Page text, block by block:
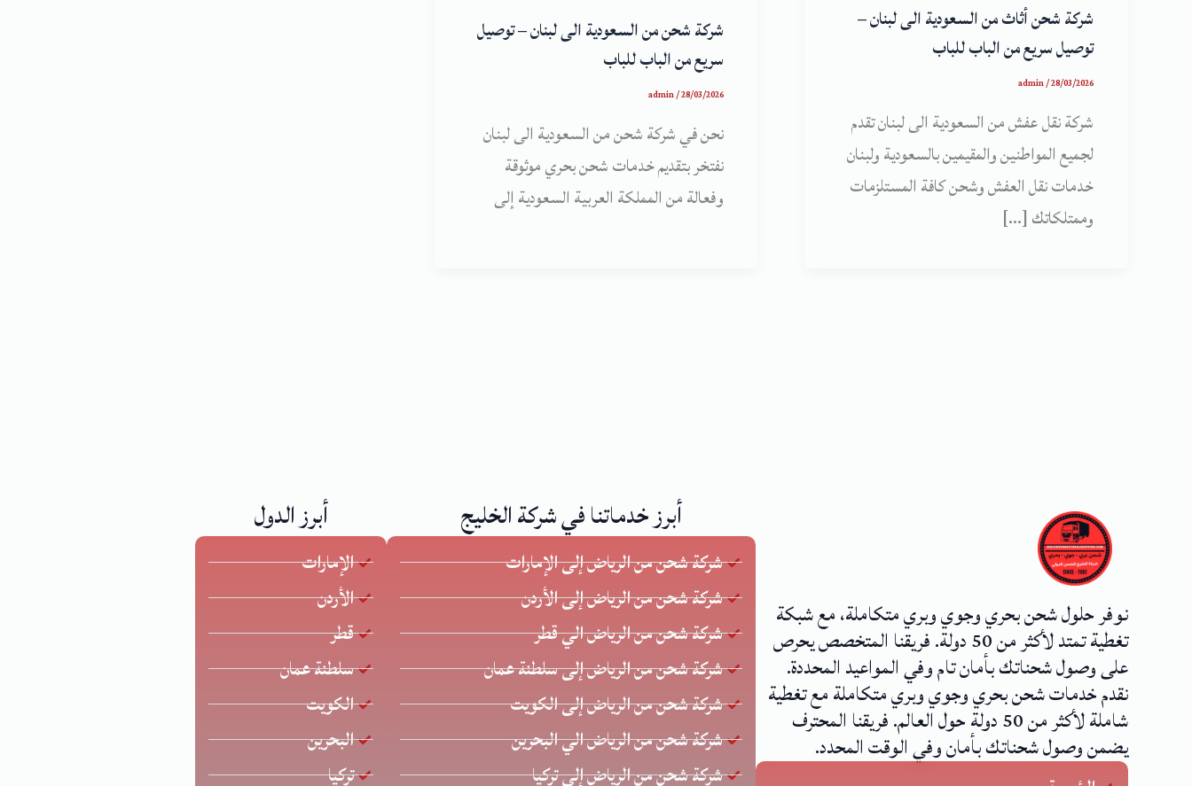
شركة شحن أثاث من السعودية الى لبنان –
توصيل سريع من الباب للباب
admin/28/03/2026
شركة نقل عفش من السعودية الى لبنان تقدم
لجميع المواطنين والمقيمين بالسعودية ولبنان
خدمات نقل العفش وشحن كافة المستلزمات
وممتلكاتك […]
شركة شحن من السعودية الى لبنان – توصيل
سريع من الباب للباب
admin/28/03/2026
نحن في شركة شحن من السعودية الى لبنان
نفتخر بتقديم خدمات شحن بحري موثوقة
وفعالة من المملكة العربية السعودية إلى
نوفر حلول شحن بحري وجوي وبري متكاملة، مع شبكة
تغطية تمتد لأكثر من 50 دولة. فريقنا المتخصص يحرص
على وصول شحناتك بأمان تام وفي المواعيد المحددة.
نقدم خدمات شحن بحري وجوي وبري متكاملة مع تغطية
شاملة لأكثر من 50 دولة حول العالم. فريقنا المحترف
يضمن وصول شحناتك بأمان وفي الوقت المحدد.
أبرز خدماتنا في شركة الخليج
شركة شحن من الرياض إلى الإمارات
شركة شحن من الرياض إلى الأردن
شركة شحن من الرياض الي قطر
شركة شحن من الرياض إلى سلطنة عمان
شركة شحن من الرياض إلى الكويت
شركة شحن من الرياض الي البحرين
شركة شحن من الرياض إلى تركيا
أبرز الدول
الإمارات
الأردن
قطر
سلطنة عمان
الكويت
البحرين
تركيا